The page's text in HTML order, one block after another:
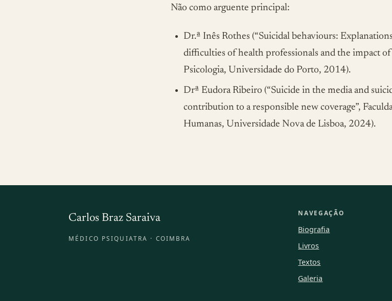
Não como arguente principal:
Dr.ª Inês Rothes (“Suicidal behaviours:
difficulties of health professionals and the impact of
Psicologia, Universidade do Porto, 2014).
Drª Eudora Ribeiro (“Suicide in the media and
contribution to a responsible new coverage”,
Humanas, Universidade Nova de Lisboa, 2024).
Carlos Braz Saraiva
MÉDICO PSIQUIATRA · COIMBRA
NAVEGAÇÃO
Biografia
Livros
Textos
Galeria